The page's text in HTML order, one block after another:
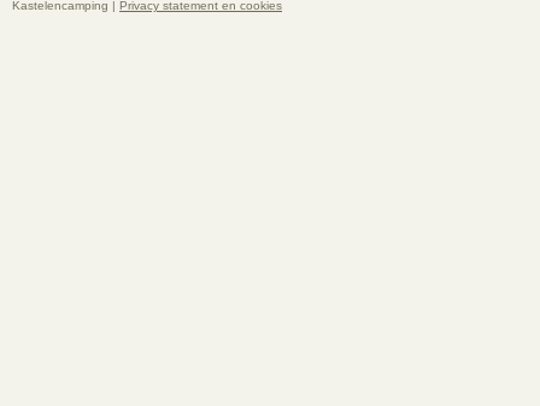
Kastelencamping | Privacy statement en cookies